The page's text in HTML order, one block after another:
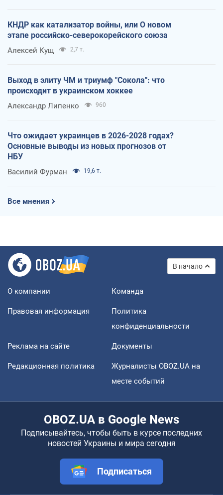
КНДР как катализатор войны, или О новом
этапе российско-северокорейского союза
Алексей Кущ 2,7 т.
Выход в элиту ЧМ и триумф "Сокола": что
происходит в украинском хоккее
Александр Липенко 960
Что ожидает украинцев в 2026-2028 годах?
Основные выводы из новых прогнозов от
НБУ
Василий Фурман 19,6 т.
Все мнения
В начало
О компании Команда
Правовая информация
Политика
конфиденциальности
Реклама на сайте Документы
Редакционная политика
Журналисты OBOZ.UA на
месте событий
OBOZ.UA в Google News
Подписывайтесь, чтобы быть в курсе последних
новостей Украины и мира сегодня
Подписаться